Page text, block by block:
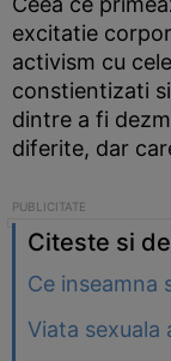
excitatie
activism cu
constientizati
dintre a fi
diferite, dar
Citeste si
Ce inseamna
Viata sexuala